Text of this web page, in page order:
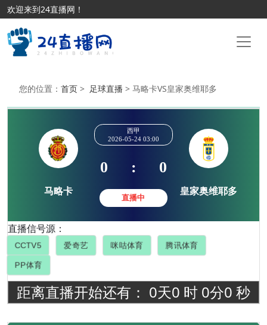
欢迎来到24直播网！
您的位置： 首页 > 足球直播 > 马略卡VS皇家奥维耶多
马略卡
2026-05-24 03:00
0 :
直播中
直播信号源：
CCTV5 爱奇艺 咪咕体育 腾讯体育
PP体育
距离直播开始还有： 0天0 时 0分0 秒